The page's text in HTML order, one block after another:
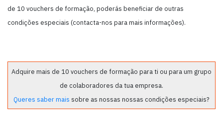
de 10 vouchers de formação, poderás beneficiar de outras
condições especiais (contacta-nos para mais informações).
Adquire mais de 10 vouchers de formação para ti ou para um grupo
de colaboradores da tua empresa.
Queres saber mais sobre as nossas nossas condições especiais?